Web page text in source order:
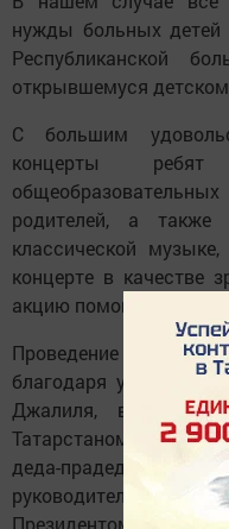
нужды больных детей
Республиканской
открывшемуся
С большим
концерты
родителей, а
классической
концерте в качестве
акцию помощи больным
Проведение этого
благодаря усилиям
Джалиля, вся
Татарстаном и
деда-прадеда, при
руководителей
Президентом, а